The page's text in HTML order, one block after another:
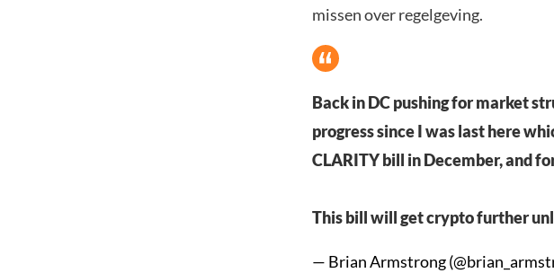
missen over regelgeving.
Back in DC pushing for market
progress since I was last here
CLARITY bill in December, and
This bill will get crypto further
— Brian Armstrong